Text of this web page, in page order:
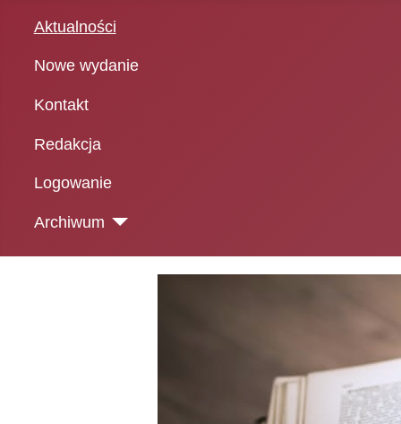
Aktualności
Nowe wydanie
Kontakt
Redakcja
Logowanie
Archiwum